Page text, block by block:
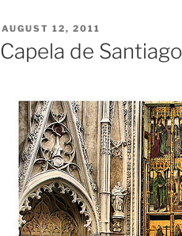
POSTED
ON
AUGUST 12, 2011
Capela de